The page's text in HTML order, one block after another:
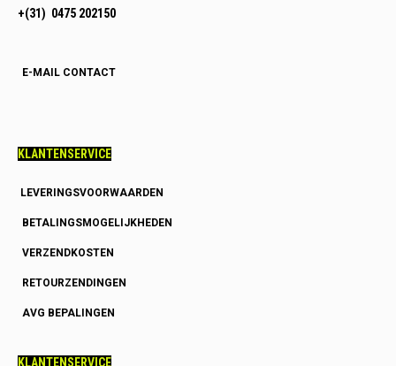
+(31) 0475 202150
E-MAIL CONTACT
KLANTENSERVICE
LEVERINGSVOORWAARDEN
BETALINGSMOGELIJKHEDEN
VERZENDKOSTEN
RETOURZENDINGEN
AVG BEPALINGEN
KLANTENSERVICE